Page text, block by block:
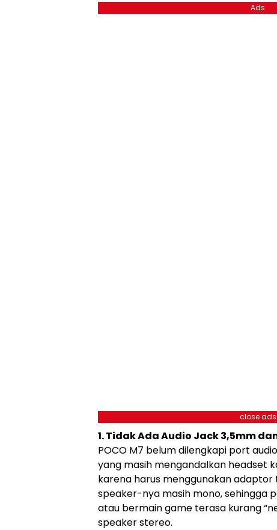
Ads
close ads
1. Tidak Ada Audio Jack 3,5mm
POCO M7 belum dilengkapi port
yang masih mengandalkan headset
karena harus menggunakan adaptor
speaker-nya masih mono, sehingga
atau bermain game terasa kurang
speaker stereo.